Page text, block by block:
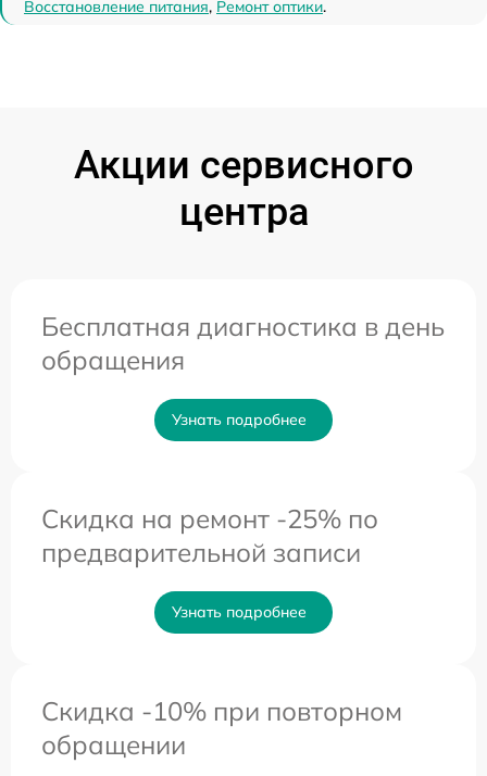
Восстановление питания, Ремонт оптики.
Акции сервисного
центра
Бесплатная диагностика в день
обращения
Узнать подробнее
Скидка на ремонт -25% по
предварительной записи
Узнать подробнее
Скидка -10% при повторном
обращении